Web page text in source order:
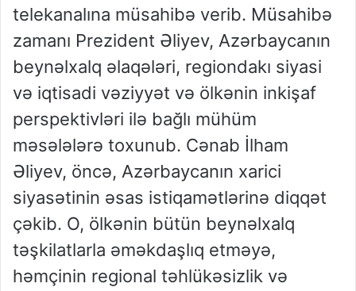
telekanalına müsahibə verib. Müsahibə
zamanı Prezident Əliyev, Azərbaycanın
beynəlxalq əlaqələri, regiondakı siyasi
və iqtisadi vəziyyət və ölkənin inkişaf
perspektivləri ilə bağlı mühüm
məsələlərə toxunub. Cənab İlham
Əliyev, öncə, Azərbaycanın xarici
siyasətinin əsas istiqamətlərinə diqqət
çəkib. O, ölkənin bütün beynəlxalq
təşkilatlarla əməkdaşlıq etməyə,
həmçinin regional təhlükəsizlik və